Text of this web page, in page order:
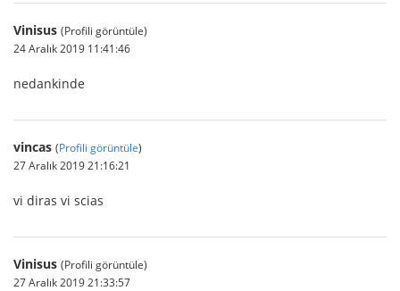
Vinisus (Profili görüntüle)
24 Aralık 2019 11:41:46
nedankinde
vincas (Profili görüntüle)
27 Aralık 2019 21:16:21
vi diras vi scias
Vinisus (Profili görüntüle)
27 Aralık 2019 21:33:57